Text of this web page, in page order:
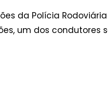
da Polícia
um dos condutores